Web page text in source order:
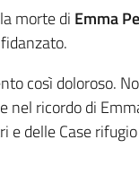
morte di Emma
così doloroso.
nel ricordo di
delle Case